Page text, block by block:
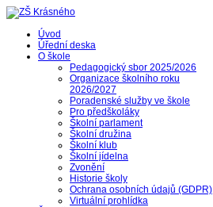
Úvod
Úřední deska
O škole
Pedagogický sbor 2025/2026
Organizace školního roku
2026/2027
Poradenské služby ve škole
Pro předškoláky
Školní parlament
Školní družina
Školní klub
Školní jídelna
Zvonění
Historie školy
Ochrana osobních údajů (GDPR)
Virtuální prohlídka